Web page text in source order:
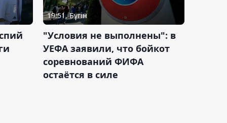
19:51, Бүгін
"Условия не выполнены": в
УЕФА заявили, что бойкот
соревнований ФИФА
остаётся в силе